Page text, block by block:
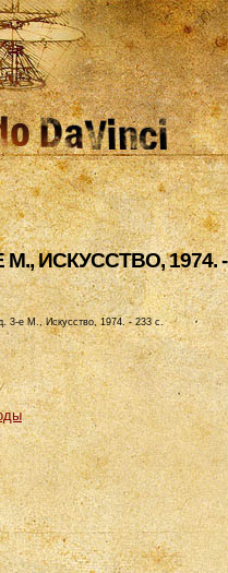
ИСКУССТВО, 1974. -
3-е М., Искусство, 1974. - 233 с.